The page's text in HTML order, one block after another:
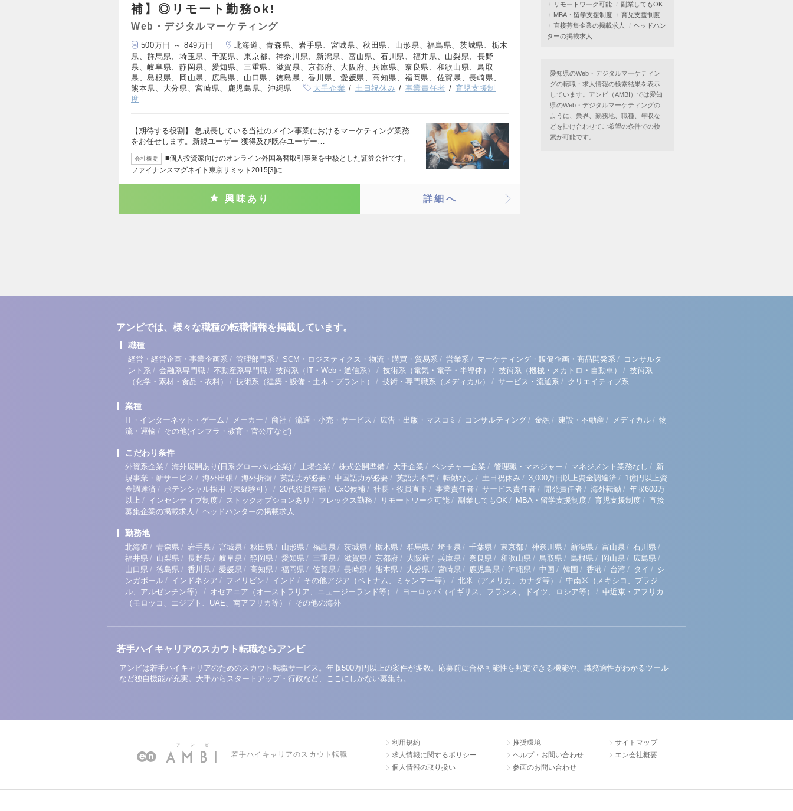
補】◎リモート勤務ok!
Web・デジタルマーケティング
500万円 ～ 849万円
北海道、青森県、岩手県、宮城県、秋田県、山形県、福島県、茨城県、栃木
県、群馬県、埼玉県、千葉県、東京都、神奈川県、新潟県、富山県、石川県、福井県、山梨県、長野
県、岐阜県、静岡県、愛知県、三重県、滋賀県、京都府、大阪府、兵庫県、奈良県、和歌山県、鳥取
県、島根県、岡山県、広島県、山口県、徳島県、香川県、愛媛県、高知県、福岡県、佐賀県、長崎県、
熊本県、大分県、宮崎県、鹿児島県、沖縄県
大手企業 土日祝休み 事業責任者
育児支援制
度
【期待する役割】 急成長している当社のメイン事業におけるマーケティング業務
をお任せします。新規ユーザー 獲得及び既存ユーザー…
会社概要
■個人投資家向けのオンライン外国為替取引事業を中核とした証券会社です。
ファイナンスマグネイト東京サミット2015[3]に…
興味あり 詳細へ
リモートワーク可能
副業してもOK
MBA・留学支援制度
育児支援制度
直接募集企業の掲載求人
ヘッドハン
ターの掲載求人
愛知県のWeb・デジタルマーケティン
グの転職・求人情報の検索結果を表示
しています。アンビ（AMBI）では愛知
県のWeb・デジタルマーケティングの
ように、業界、勤務地、職種、年収な
どを掛け合わせてご希望の条件での検
索が可能です。
アンビでは、様々な職種の転職情報を掲載しています。
職種
経営・経営企画・事業企画系 / 管理部門系 / SCM・ロジスティクス・物流・購買・貿易系 / 営業系 / マーケティング・販促企画・商品開発系 / コンサルタ
ント系 / 金融系専門職 / 不動産系専門職 / 技術系（IT・Web・通信系） / 技術系（電気・電子・半導体） / 技術系（機械・メカトロ・自動車） / 技術系
（化学・素材・食品・衣料）
/ 技術系（建築・設備・土木・プラント） / 技術・専門職系（メディカル） / サービス・流通系 / クリエイティブ系
業種
IT・インターネット・ゲーム / メーカー / 商社 / 流通・小売・サービス / 広告・出版・マスコミ / コンサルティング / 金融 / 建設・不動産 / メディカル / 物
流・運輸 / その他(インフラ・教育・官公庁など)
こだわり条件
外資系企業 / 海外展開あり(日系グローバル企業) / 上場企業 / 株式公開準備 / 大手企業 / ベンチャー企業 / 管理職・マネジャー / マネジメント業務なし / 新
規事業・新サービス / 海外出張 / 海外折衝 / 英語力が必要 / 中国語力が必要 / 英語力不問 / 転勤なし / 土日祝休み / 3,000万円以上資金調達済 / 1億円以上資
金調達済 / ポテンシャル採用（未経験可） / 20代役員在籍 / CxO候補 / 社長・役員直下 / 事業責任者 / サービス責任者 / 開発責任者 / 海外転勤 / 年収600万
以上 / インセンティブ制度 / ストックオプションあり / フレックス勤務 / リモートワーク可能 / 副業してもOK / MBA・留学支援制度 / 育児支援制度 / 直接
募集企業の掲載求人 / ヘッドハンターの掲載求人
勤務地
北海道 / 青森県 / 岩手県 / 宮城県 / 秋田県 / 山形県 / 福島県 / 茨城県 / 栃木県 / 群馬県 / 埼玉県 / 千葉県 / 東京都 / 神奈川県 / 新潟県 / 富山県 / 石川県 /
福井県 / 山梨県 / 長野県 / 岐阜県 / 静岡県 / 愛知県 / 三重県 / 滋賀県 / 京都府 / 大阪府 / 兵庫県 / 奈良県 / 和歌山県 / 鳥取県 / 島根県 / 岡山県 / 広島県 /
山口県 / 徳島県 / 香川県 / 愛媛県 / 高知県 / 福岡県 / 佐賀県 / 長崎県 / 熊本県 / 大分県 / 宮崎県 / 鹿児島県 / 沖縄県 / 中国 / 韓国 / 香港 / 台湾 / タイ / シ
ンガポール / インドネシア / フィリピン / インド / その他アジア（ベトナム、ミャンマー等） / 北米（アメリカ、カナダ等） / 中南米（メキシコ、ブラジ
ル、アルゼンチン等）
/ オセアニア（オーストラリア、ニュージーランド等） / ヨーロッパ（イギリス、フランス、ドイツ、ロシア等） / 中近東・アフリカ
（モロッコ、エジプト、UAE、南アフリカ等）
/ その他の海外
若手ハイキャリアのスカウト転職ならアンビ
アンビは若手ハイキャリアのためのスカウト転職サービス。年収500万円以上の案件が多数。応募前に合格可能性を判定できる機能や、職務適性がわかるツール
など独自機能が充実。大手からスタートアップ・行政など、ここにしかない募集も。
若手ハイキャリアのスカウト転職
利用規約
求人情報に関するポリシー
個人情報の取り扱い
推奨環境
ヘルプ・お問い合わせ
参画のお問い合わせ
サイトマップ
エン会社概要